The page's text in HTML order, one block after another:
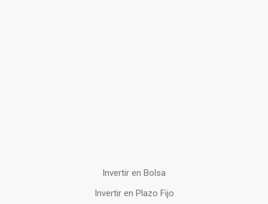
Invertir en Bolsa
Invertir en Plazo Fijo